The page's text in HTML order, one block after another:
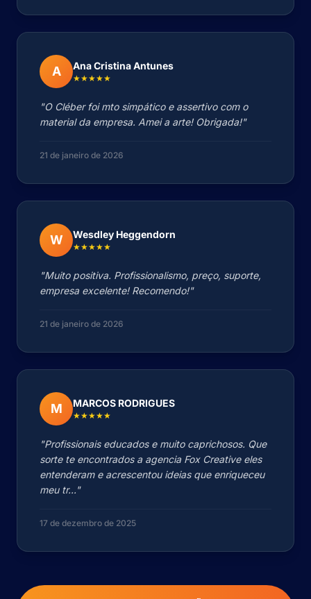
A Ana Cristina Antunes
★★★★★
"O Cléber foi mto simpático e assertivo com o
material da empresa. Amei a arte! Obrigada!"
21 de janeiro de 2026
W Wesdley Heggendorn
★★★★★
"Muito positiva. Profissionalismo, preço, suporte,
empresa excelente! Recomendo!"
21 de janeiro de 2026
M MARCOS RODRIGUES
★★★★★
"Profissionais educados e muito caprichosos. Que
sorte te encontrados a agencia Fox Creative eles
entenderam e acrescentou ideias que enriqueceu
meu tr..."
17 de dezembro de 2025